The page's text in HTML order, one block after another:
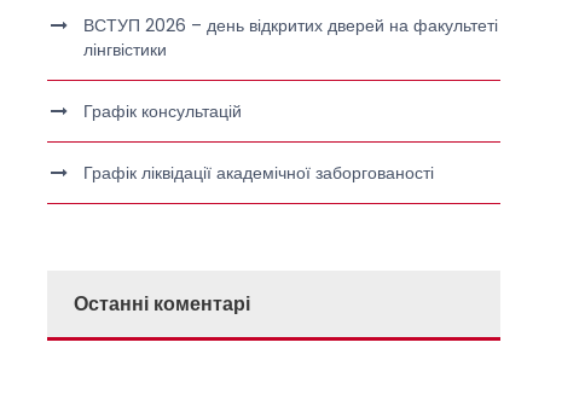
ВСТУП 2026 – день відкритих дверей на факультеті
лінгвістики
Графік консультацій
Графік ліквідації академічної заборгованості
Останні коментарі